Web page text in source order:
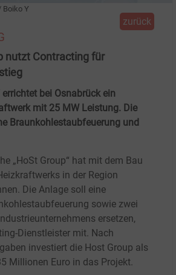
Boiko Y
zurück
nutzt Contracting für
errichtet bei Osnabrück ein
mit 25 MW Leistung. Die
Braunkohlestaubfeuerung und
„HoSt Group“ hat mit dem Bau
in der Region
Die Anlage soll eine
sowie zwei
ersetzen,
Dienstleister mit. Nach
investiert die Host Group als
Millionen Euro in das Projekt.